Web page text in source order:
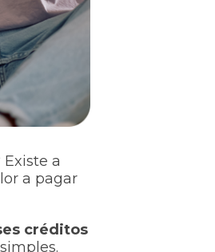
a
a pagar
créditos